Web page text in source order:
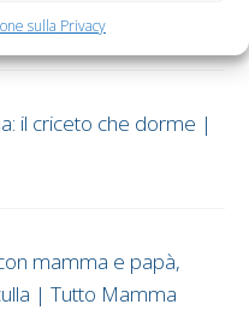
sulla Privacy
il criceto che dorme |
mamma e papà,
| Tutto Mamma